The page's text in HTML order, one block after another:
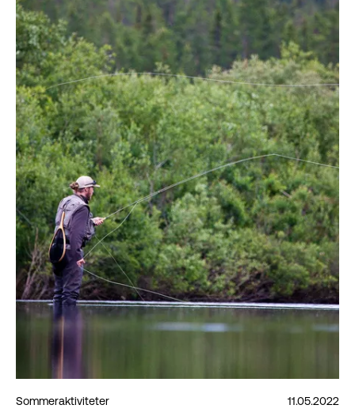
Sommeraktiviteter 11.05.2022